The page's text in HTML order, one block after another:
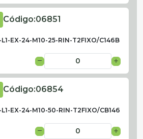
Código:06851
EX-24-M10-25-RIN-T2FIXO/C146B
Código:06854
EX-24-M10-50-RIN-T2FIXO/CB146